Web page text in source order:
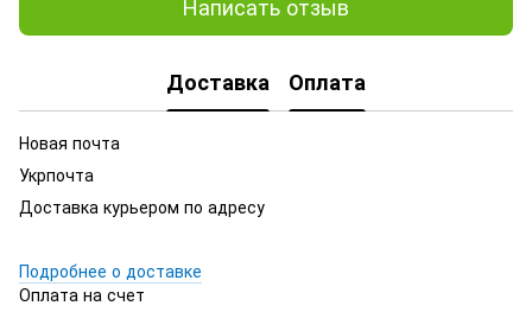
Доставка Оплата
Новая почта
Укрпочта
Доставка курьером по адресу
Подробнее о доставке
Оплата на счет